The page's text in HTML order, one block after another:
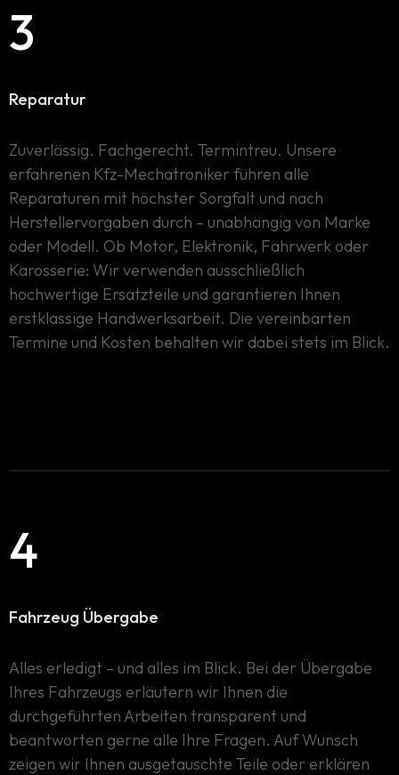
3
Reparatur
Zuverlässig. Fachgerecht. Termintreu. Unsere
erfahrenen Kfz-Mechatroniker führen alle
Reparaturen mit höchster Sorgfalt und nach
Herstellervorgaben durch – unabhängig von Marke
oder Modell. Ob Motor, Elektronik, Fahrwerk oder
Karosserie: Wir verwenden ausschließlich
hochwertige Ersatzteile und garantieren Ihnen
erstklassige Handwerksarbeit. Die vereinbarten
Termine und Kosten behalten wir dabei stets im Blick.
4
Fahrzeug Übergabe
Alles erledigt – und alles im Blick. Bei der Übergabe
Ihres Fahrzeugs erläutern wir Ihnen die
durchgeführten Arbeiten transparent und
beantworten gerne alle Ihre Fragen. Auf Wunsch
zeigen wir Ihnen ausgetauschte Teile oder erklären